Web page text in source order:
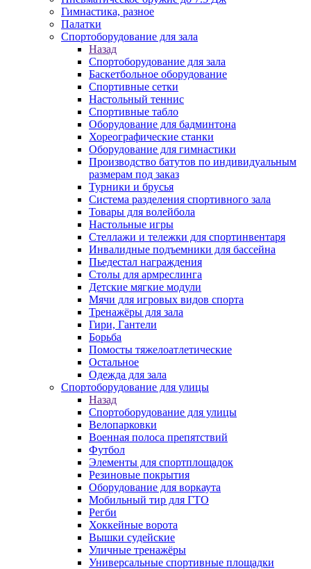
Гимнастика, разное
Палатки
Спортоборудование для зала
Назад
Спортоборудование для зала
Баскетбольное оборудование
Спортивные сетки
Настольный теннис
Спортивные табло
Оборудование для бадминтона
Хореографические станки
Оборудование для гимнастики
Производство батутов по индивидуальным
размерам под заказ
Турники и брусья
Система разделения спортивного зала
Товары для волейбола
Настольные игры
Стеллажи и тележки для спортинвентаря
Инвалидные подъемники для бассейна
Пьедестал награждения
Столы для армреслинга
Детские мягкие модули
Мячи для игровых видов спорта
Тренажёры для зала
Гири, Гантели
Борьба
Помосты тяжелоатлетические
Остальное
Одежда для зала
Спортоборудование для улицы
Назад
Спортоборудование для улицы
Велопарковки
Военная полоса препятствий
Футбол
Элементы для спортплощадок
Резиновые покрытия
Оборудование для воркаута
Мобильный тир для ГТО
Регби
Хоккейные ворота
Вышки судейские
Уличные тренажёры
Универсальные спортивные площадки